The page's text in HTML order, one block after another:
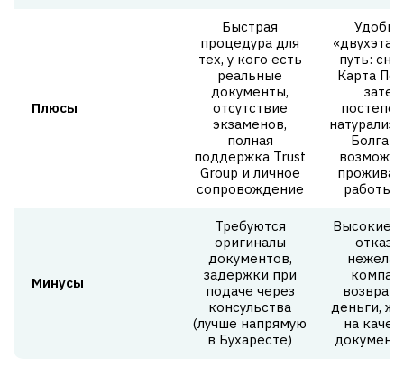
Плюсы
Быстрая
процедура для
тех, у кого есть
реальные
документы,
отсутствие
экзаменов,
полная
поддержка Trust
Group и личное
сопровождение
путь:
Карта
затем
работы
Минусы
Требуются
оригиналы
документов,
задержки при
подаче через
консульства
(лучше напрямую
в Бухаресте)
Высокие
деньги,
на